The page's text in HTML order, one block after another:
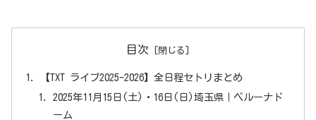
目次
【TXT ライブ2025-2026】全日程セトリまとめ
2025年11月15日(土)・16日(日)埼玉県｜ベルーナド
ーム